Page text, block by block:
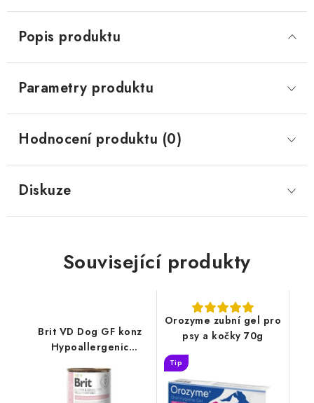
Popis produktu
Parametry produktu
Hodnocení produktu (0)
Diskuze
Související produkty
Brit VD Dog GF konz
Hypoallergenic
400g
Orozyme zubní gel pro
psy a kočky 70g
Tip